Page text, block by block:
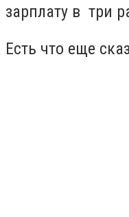
зарплату в три
Есть что еще